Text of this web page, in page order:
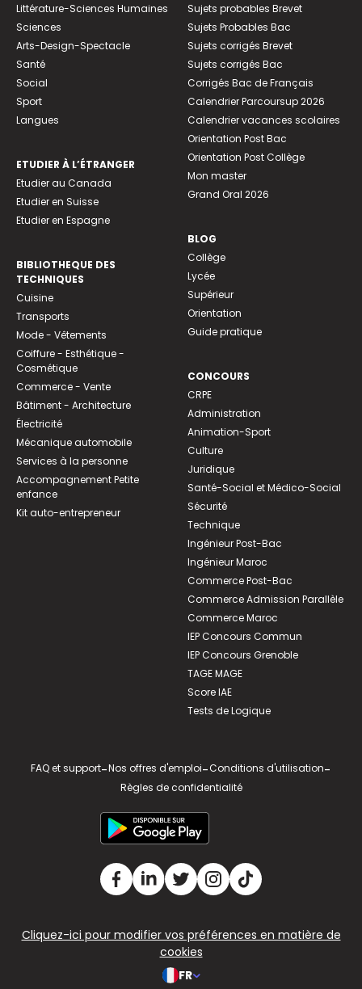
Littérature-Sciences Humaines
Sciences
Arts-Design-Spectacle
Santé
Social
Sport
Langues
ETUDIER À L’ÉTRANGER
Etudier au Canada
Etudier en Suisse
Etudier en Espagne
BIBLIOTHEQUE DES
TECHNIQUES
Cuisine
Transports
Mode - Vêtements
Coiffure - Esthétique -
Cosmétique
Commerce - Vente
Bâtiment - Architecture
Électricité
Mécanique automobile
Services à la personne
Accompagnement Petite
enfance
Kit auto-entrepreneur
Sujets probables Brevet
Sujets Probables Bac
Sujets corrigés Brevet
Sujets corrigés Bac
Corrigés Bac de Français
Calendrier Parcoursup 2026
Calendrier vacances scolaires
Orientation Post Bac
Orientation Post Collège
Mon master
Grand Oral 2026
BLOG
Collège
Lycée
Supérieur
Orientation
Guide pratique
CONCOURS
CRPE
Administration
Animation-Sport
Culture
Juridique
Santé-Social et Médico-Social
Sécurité
Technique
Ingénieur Post-Bac
Ingénieur Maroc
Commerce Post-Bac
Commerce Admission Parallèle
Commerce Maroc
IEP Concours Commun
IEP Concours Grenoble
TAGE MAGE
Score IAE
Tests de Logique
FAQ et support-Nos offres d'emploi-Conditions d'utilisation-
Règles de confidentialité
Cliquez-ici pour modifier vos préférences en matière de
cookies
FR